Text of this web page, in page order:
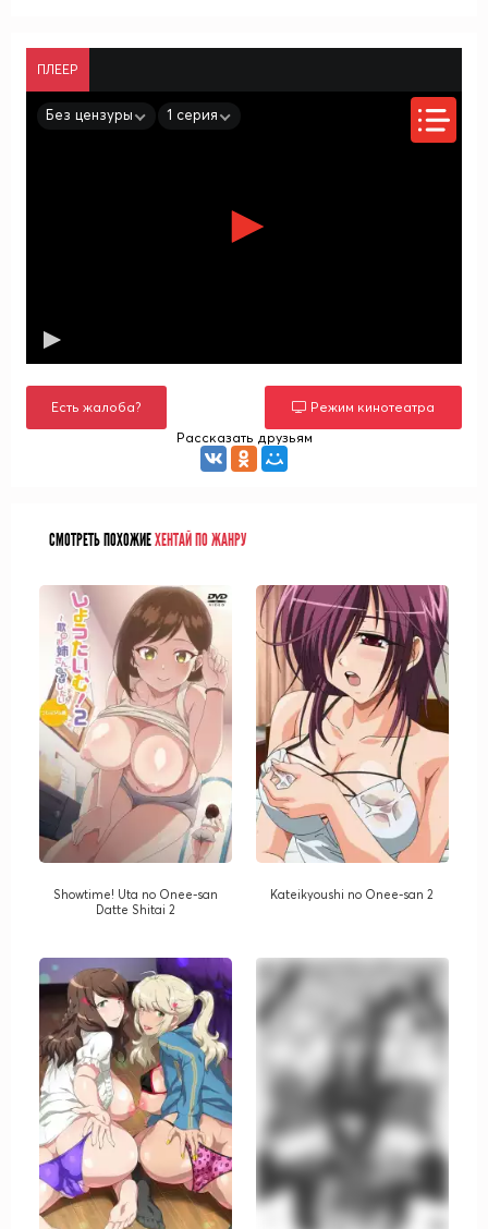
ПЛЕЕР
Без цензуры 1 серия
Есть жалоба?
Режим кинотеатра
Рассказать друзьям
СМОТРЕТЬ ПОХОЖИЕХЕНТАЙ ПО ЖАНРУ
Showtime! Uta no Onee-san
Datte Shitai 2
Kateikyoushi no Onee-san 2